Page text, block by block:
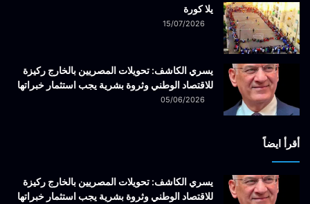
يلا كورة
15/07/2026
يسري الكاشف: تحويلات المصريين بالخارج ركيزة
للاقتصاد الوطني وثروة بشرية يجب استثمار خبراتها
05/06/2026
أقرأ ايضاً
يسري الكاشف: تحويلات المصريين بالخارج ركيزة
للاقتصاد الوطني وثروة بشرية يجب استثمار خبراتها